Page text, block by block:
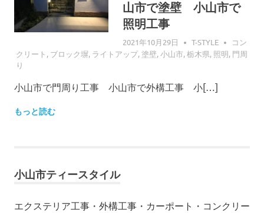
山市で塗壁 小山市で
照明工事
2021年10月29日 T-STYLE
コン
クリート , ブロック塀, ライトアップ,塗壁,小山市,栃木県, 照明, 門周
り
小山市で門周り工事 小山市で外構工事 小[…]
もっと読む
小山市ティースタイル
エクステリア工事・外構工事・カーポート・コンクリー